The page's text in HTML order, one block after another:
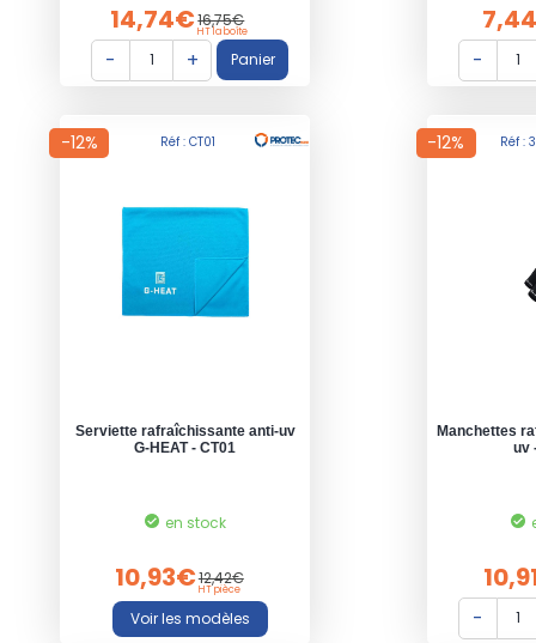
14,74€16,75€
HT la boîte
-12% Réf : CT01
Serviette rafraîchissante anti-uv
G-HEAT - CT01
en stock
10,93€12,42€
HT pièce
-12% Réf :
Manchettes
uv